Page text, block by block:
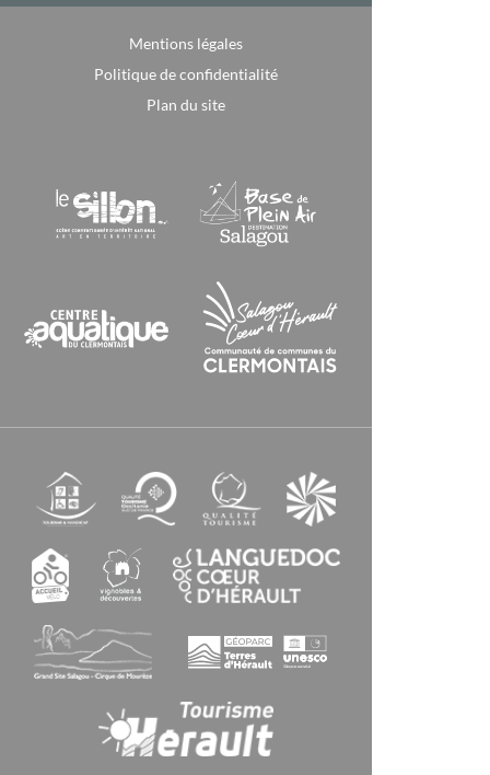
Mentions légales
Politique de confidentialité
Plan du site